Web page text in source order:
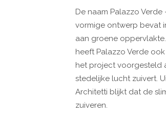
De naam Palazzo
vormige ontwerp bevat
aan groene
heeft Palazzo Verde
het project voorgesteld
stedelijke lucht zuivert.
Architetti blijkt dat de
zuiveren.